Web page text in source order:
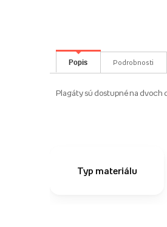
Popis Podrobnosti
Plagáty sú dostupné na dvoch
Typ materiálu